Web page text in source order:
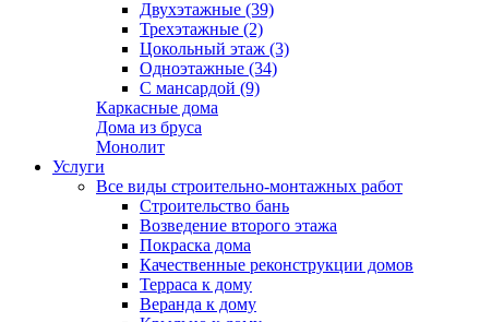
Двухэтажные (39)
Трехэтажные (2)
Цокольный этаж (3)
Одноэтажные (34)
С мансардой (9)
Каркасные дома
Дома из бруса
Монолит
Услуги
Все виды строительно-монтажных работ
Строительство бань
Возведение второго этажа
Покраска дома
Качественные реконструкции домов
Терраса к дому
Веранда к дому